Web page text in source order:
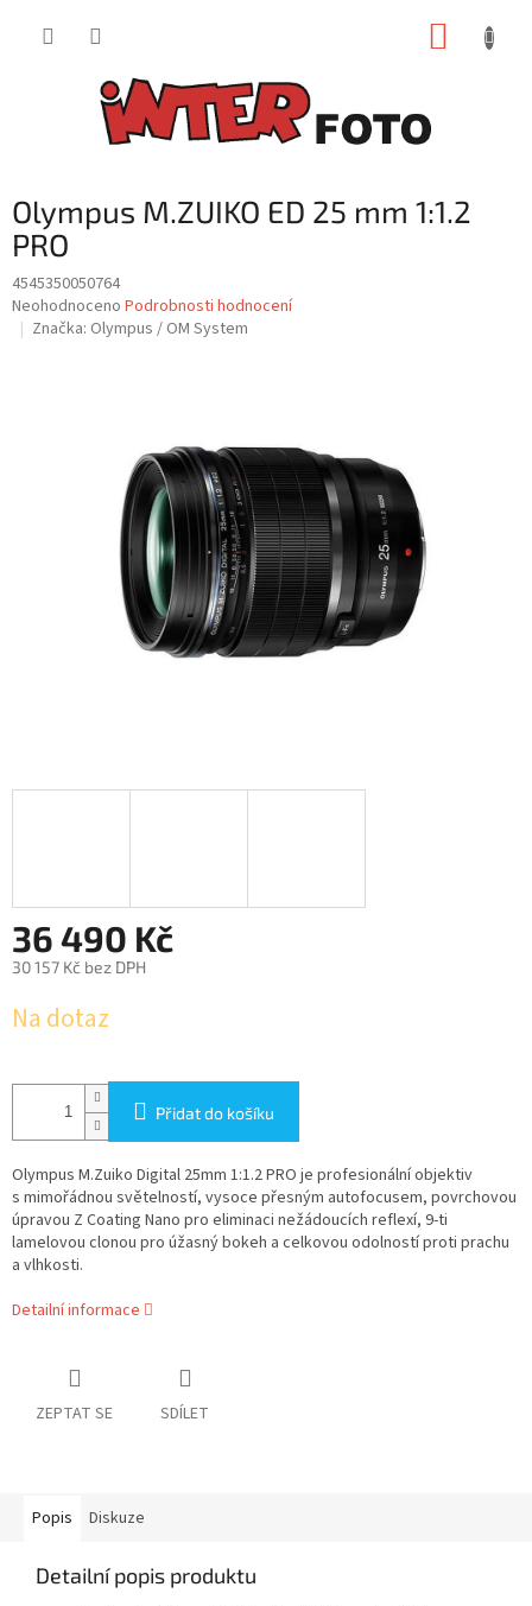
Olympus M.ZUIKO ED 25 mm 1:1.2
PRO
4545350050764
Průměrné
hodnocení
Neohodnoceno Podrobnosti hodnocení
Značka: Olympus / OM System
36 490 Kč
30 157 Kč bez DPH
cena:
Na dotaz
Přidat do košíku
Olympus M.Zuiko Digital 25mm 1:1.2 PRO je profesionální objektiv
s mimořádnou světelností, vysoce přesným autofocusem, povrchovou
úpravou Z Coating Nano pro eliminaci nežádoucích reflexí, 9-ti
lamelovou clonou pro úžasný bokeh a celkovou odolností proti prachu
a vlhkosti.
Detailní informace
ZEPTAT SE SDÍLET
Popis Diskuze
Detailní popis produktu